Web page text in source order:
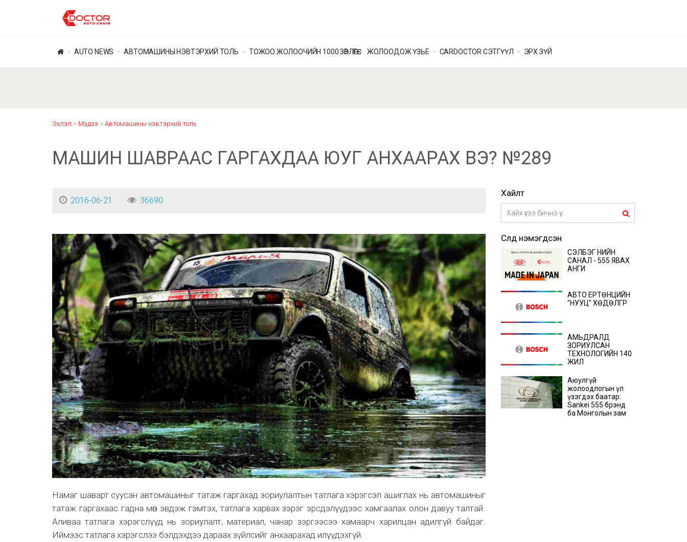
AUTO NEWS АВТОМАШИНЫ НЭВТЭРХИЙ ТОЛЬ ТОЖОО ЖОЛООЧИЙН 1000 ЗӨВЛӨГӨӨ ЖОЛООДОЖ ҮЗЬЕ CARDOCTOR СЭТГҮҮЛ ЭРХ ЗҮЙ
Эхлэл > Мэдээ > Автомашины нэвтэрхий толь
МАШИН ШАВРААС ГАРГАХДАА ЮУГ АНХААРАХ ВЭ? №289
2016-06-21 36690
Намаг шаварт суусан автомашиныг татаж гаргахад зориулалтын татлага хэрэгсэл ашиглах нь автомашиныг
татаж гаргахаас гадна мөн эвдэж гэмтэх, татлага харвах зэрэг эрсдэлүүдээс хамгаалах олон давуу талтай.
Аливаа татлага хэрэгслүүд нь зориулалт, материал, чанар зэргээсээ хамаарч харилцан адилгүй байдаг.
Иймээс татлага хэрэгслээ бэлдэхдээ дараах зүйлсийг анхаарахад илүүдэхгүй.
Хайлт
Сүүлд нэмэгдсэн
СЭЛБЭГ ҮНИЙН
САНАЛ - 555 ЯВАХ
АНГИ
АВТО ЕРТӨНЦИЙН
"НУУЦ" ХӨДӨЛГҮҮР
АМЬДРАЛД
ЗОРИУЛСАН
ТЕХНОЛОГИЙН 140
ЖИЛ
Аюулгүй
жолоодлогын үл
үзэгдэх баатар:
Sankei 555 брэнд
ба Монголын зам